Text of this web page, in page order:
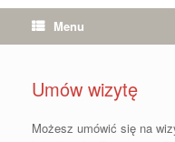
Menu
Umów wizytę
Możesz umówić się na